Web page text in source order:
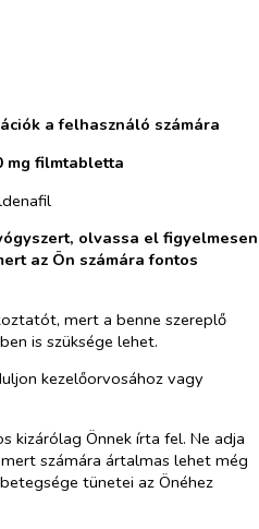
a felhasználó számára
mg filmtabletta
olvassa el figyelmesen
az Ön számára fontos
mert a benne szereplő
is szüksége lehet.
kezelőorvosához vagy
kizárólag Önnek írta fel. Ne adja
számára ártalmas lehet még
tünetei az Önéhez